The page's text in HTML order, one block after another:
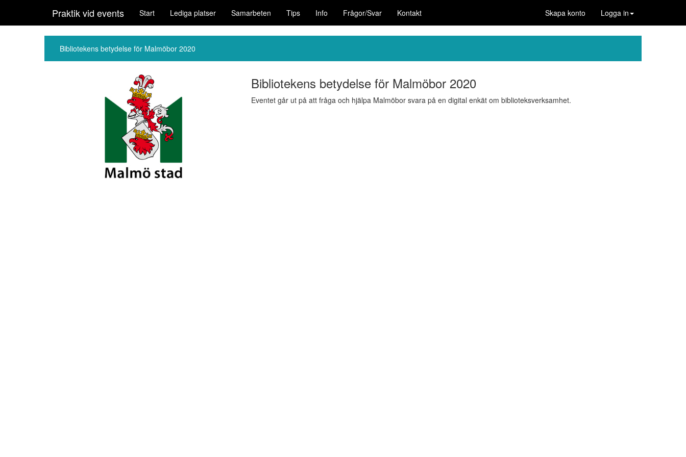
Praktik vid events Start Lediga platser Samarbeten Tips Info Frågor/Svar Kontakt Skapa konto Logga in
Bibliotekens betydelse för Malmöbor 2020
Bibliotekens betydelse för Malmöbor 2020
Eventet går ut på att fråga och hjälpa Malmöbor svara på en digital enkät om biblioteksverksamhet.